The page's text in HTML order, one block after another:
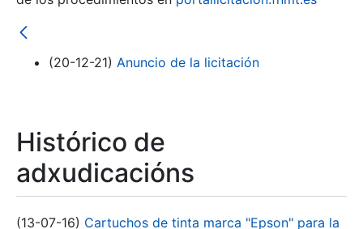
(20-12-21) Anuncio de la licitación
Histórico de
adxudicacións
(13-07-16) Cartuchos de tinta marca "Epson" para la